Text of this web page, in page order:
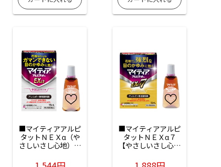
■マイティアアルピ
タットＮＥＸα（や
さしいさし心地）：
■マイティアアルピ
タットＮＥＸα７
【やさしいさし心地
プ】：15mｌ入